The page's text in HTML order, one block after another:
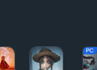
开始强迫囚犯玩魔
法觉醒，一直玩到